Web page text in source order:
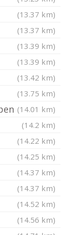
(13.37 km)
(13.37 km)
(13.39 km)
(13.39 km)
(13.42 km)
(13.75 km)
(14.01 km)
(14.2 km)
(14.22 km)
(14.25 km)
(14.37 km)
(14.37 km)
(14.52 km)
(14.56 km)